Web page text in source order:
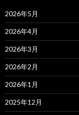
2026年5月
2026年4月
2026年3月
2026年2月
2026年1月
2025年12月